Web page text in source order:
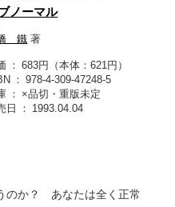
ノーマル
鐵 著
683円（本体：621円）
978-4-309-47248-5
×品切・重版未定
日
1993.04.04
のか？ あなたは全く正常